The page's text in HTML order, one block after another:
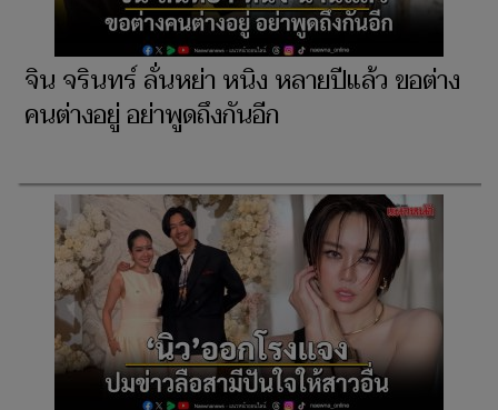
จิน จรินทร์ ลั่นหย่า หนิง หลายปีแล้ว ขอต่าง
คนต่างอยู่ อย่าพูดถึงกันอีก